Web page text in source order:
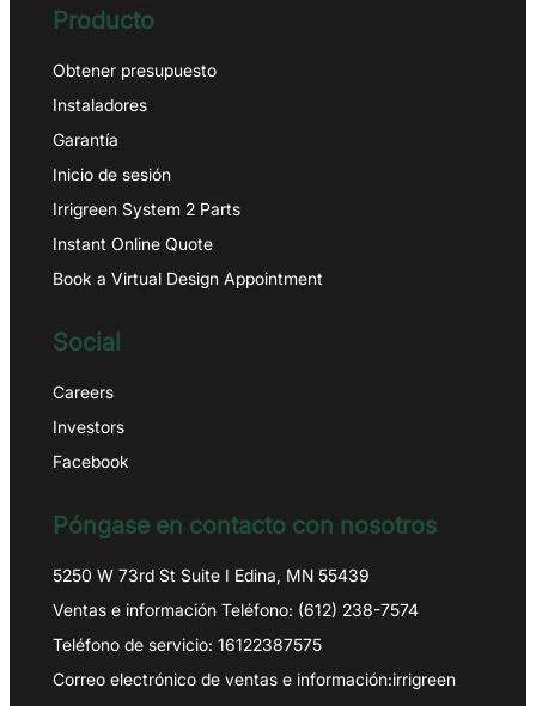
Producto
Obtener presupuesto
Instaladores
Garantía
Inicio de sesión
Irrigreen System 2 Parts
Instant Online Quote
Book a Virtual Design Appointment
Social
Careers
Investors
Facebook
Póngase en contacto con nosotros
5250 W 73rd St Suite I Edina, MN 55439
Ventas e información Teléfono: (612) 238-7574
Teléfono de servicio: 16122387575
Correo electrónico de ventas e información:irrigreen